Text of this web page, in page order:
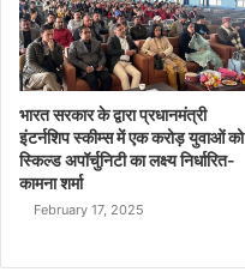
भारत सरकार के द्वारा प्रधानमंत्री
इंटर्नशिप स्कीम्स में एक करोड़ युवाओं को
स्किल्ड अपॉर्चुनिटी का लक्ष्य निर्धारित-
कामना शर्मा
February 17, 2025